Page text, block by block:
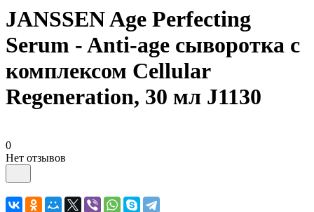
JANSSEN Age Perfecting
Serum - Anti-age сыворотка с
комплексом Cellular
Regeneration, 30 мл J1130
0
Нет отзывов